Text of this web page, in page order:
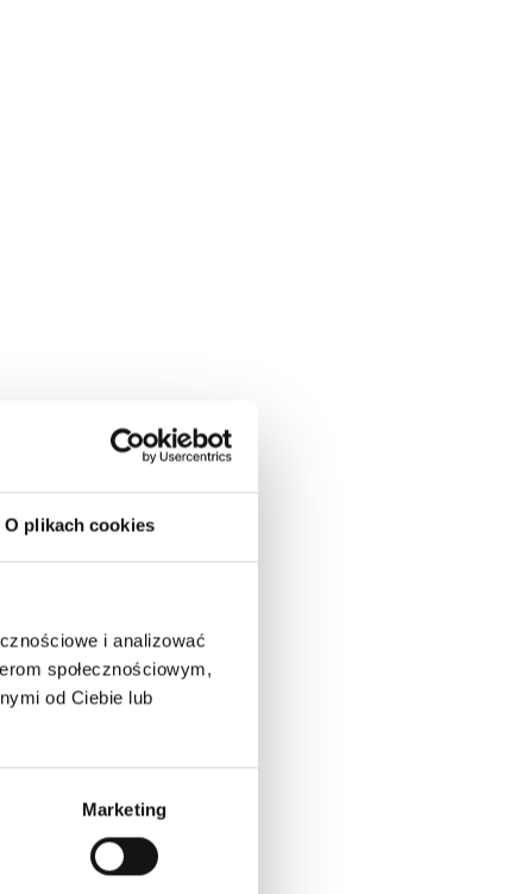
O plikach cookies
i analizować
społecznościowym,
od Ciebie lub
Marketing